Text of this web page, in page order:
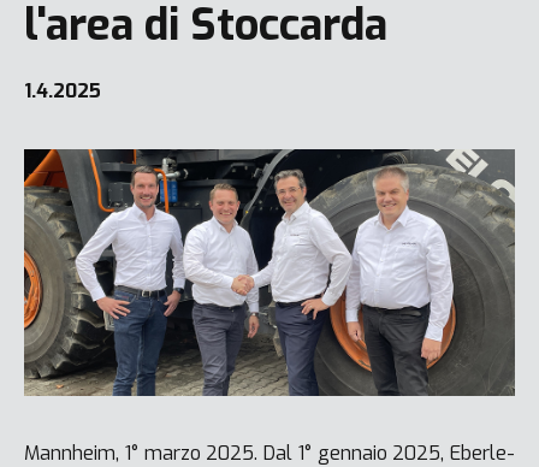
l'area di Stoccarda
1.4.2025
Mannheim, 1° marzo 2025. Dal 1° gennaio 2025, Eberle-